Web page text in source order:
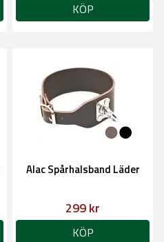
KÖP
Alac Spårhalsband Läder
299 kr
KÖP